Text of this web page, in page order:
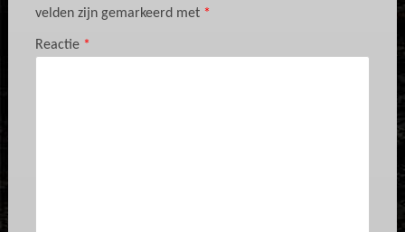
velden zijn gemarkeerd met *
Reactie *